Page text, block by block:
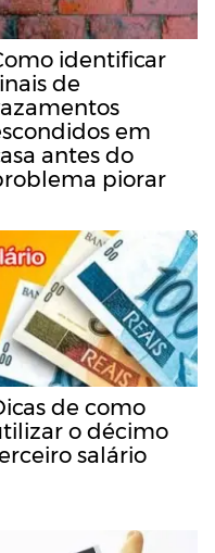
identificar
de
em
antes do
piorar
de como
o décimo
salário